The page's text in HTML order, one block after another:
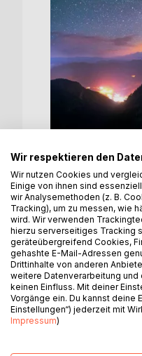
A small
that we are
Wir respektieren den
Wir nutzen Cookies und
Einige von ihnen sind
wir Analysemethoden (z. B.
Tracking), um zu messen, wie
wird. Wir verwenden
hierzu serverseitiges Tracking
geräteübergreifend Cookies,
gehashte E-Mail-Adressen
Drittinhalte von anderen
weitere Datenverarbeitung
keinen Einfluss. Mit deiner
Vorgänge ein. Du kannst deine
Einstellungen“) jederzeit mit
Impressum)